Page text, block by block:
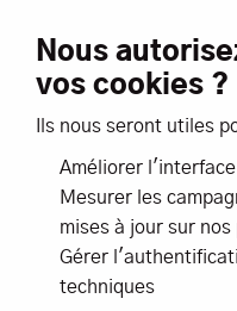
NOUVEAUTÉS
Nous
vos cookies ?
Ils nous seront utiles
Améliorer
Mesurer les
mises à jour sur
Gérer
techniques